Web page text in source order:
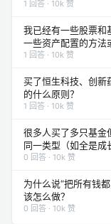
1 回答 · 10k 赞
我已经有一些股票和
一些资产配置的方法
1 回答 · 10k 赞
买了恒生科技、创新
的什么原则？
1 回答 · 10k 赞
很多人买了多只基金
同一类型（如全是成
0 回答 · 10k 赞
为什么说“把所有钱
该怎么做？
0 回答 · 10k 赞